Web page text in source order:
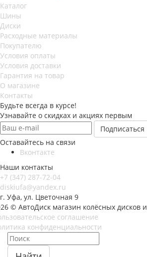
Каталог
Шины
Диски
Расходные материалы
Покупателю
Условия оплаты
Условия доставки
Гарантия на товар
О магазине
Контакты
Будьте всегда в курсе!
Узнавайте о скидках и акциях первым
Оставайтесь на связи
Вконтакте
Наши контакты
+7 (347) 287-72-04
diskiufa@yandex.ru
г. Уфа, ул. Цветочная 9
© АвтоДиск магазин колёсных дисков
соглашение
конфиденциальности